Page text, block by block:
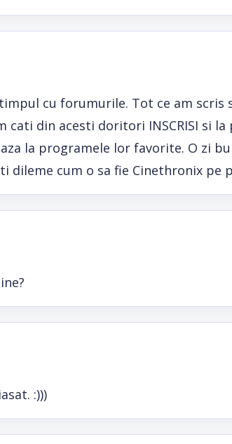
cu forumurile. Tot ce am scris
cati din acesti doritori INSCRISI si
la programele lor favorite. O zi
dileme cum o sa fie Cinethronix pe
:)))